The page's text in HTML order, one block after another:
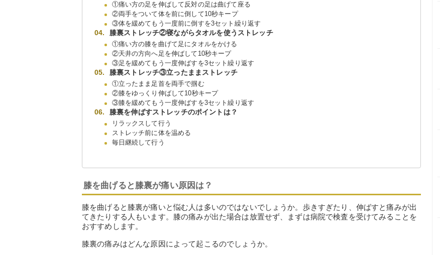
①痛い方の足を伸ばして反対の足は曲げて座る
②両手をついて体を前に倒して10秒キープ
③体を緩めてもう一度前に倒すを3セット繰り返す
膝裏ストレッチ②寝ながらタオルを使うストレッチ
①痛い方の膝を曲げて足にタオルをかける
②天井の方向へ足を伸ばして10秒キープ
③足を緩めてもう一度伸ばすを3セット繰り返す
膝裏ストレッチ③立ったままストレッチ
①立ったまま足首を両手で掴む
②膝をゆっくり伸ばして10秒キープ
③膝を緩めてもう一度伸ばすを3セット繰り返す
膝裏を伸ばすストレッチのポイントは？
リラックスして行う
ストレッチ前に体を温める
毎日継続して行う
膝を曲げると膝裏が痛い原因は？
膝を曲げると膝裏が痛いと悩む人は多いのではないでしょうか。歩きすぎたり、伸ばすと痛みが出
てきたりする人もいます。膝の痛みが出た場合は放置せず、まずは病院で検査を受けてみることを
おすすめします。
膝裏の痛みはどんな原因によって起こるのでしょうか。